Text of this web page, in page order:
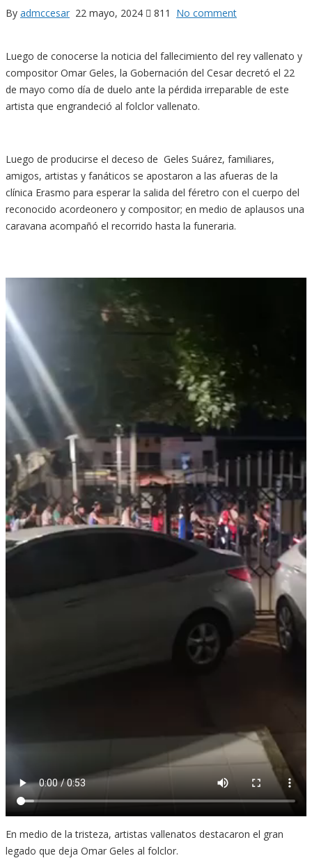
By admccesar 22 mayo, 2024 811 No comment
Luego de conocerse la noticia del fallecimiento del rey vallenato y
compositor Omar Geles, la Gobernación del Cesar decretó el 22
de mayo como día de duelo ante la pérdida irreparable de este
artista que engrandeció al folclor vallenato.
Luego de producirse el deceso de Geles Suárez, familiares,
amigos, artistas y fanáticos se apostaron a las afueras de la
clínica Erasmo para esperar la salida del féretro con el cuerpo del
reconocido acordeonero y compositor; en medio de aplausos una
caravana acompañó el recorrido hasta la funeraria.
En medio de la tristeza, artistas vallenatos destacaron el gran
legado que deja Omar Geles al folclor.